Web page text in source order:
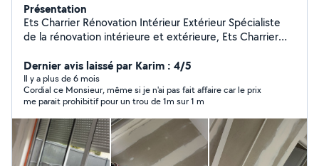
Présentation
Ets Charrier Rénovation Intérieur Extérieur Spécialiste
de la rénovation intérieure et extérieure, Ets Charrier
leurs projets : rénovation complète, cuisine, salle de
bains, peinture, sols et finitions. Nous mettons notre
savoir-faire au service de travaux soignés, réalisés dans
le respect des délais et du budget. Qualité Fiabilité
Accompagnement personnalisé Devis gratuit
Intervention rapide
Dernier avis laissé par Karim : 4/5
Il y a plus de 6 mois
Cordial ce Monsieur, même si je n'ai pas fait affaire car le prix
me parait prohibitif pour un trou de 1m sur 1 m